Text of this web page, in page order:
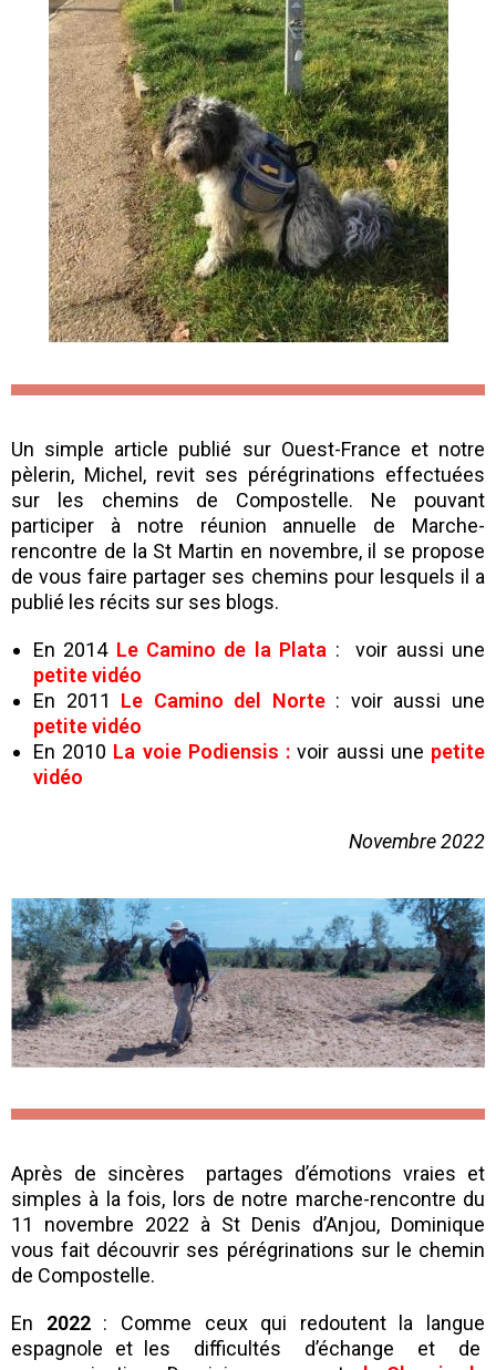
Un simple article publié sur Ouest-France et notre
pèlerin, Michel, revit ses pérégrinations effectuées
sur les chemins de Compostelle. Ne pouvant
participer à notre réunion annuelle de Marche-
rencontre de la St Martin en novembre, il se propose
de vous faire partager ses chemins pour lesquels il a
publié les récits sur ses blogs.
En 2014Le Camino de la Plata : voir aussi une
petite vidéo
En 2011 Le Camino del Norte: voir aussi une
petite vidéo
En 2010 La voie Podiensis :voir aussi une petite
vidéo
Novembre 2022
Après de sincères partages d’émotions vraies et
simples à la fois, lors de notre marche-rencontre du
11 novembre 2022 à St Denis d’Anjou, Dominique
vous fait découvrir ses pérégrinations sur le chemin
de Compostelle.
En 2022: Comme ceux qui redoutent la langue
espagnole et les difficultés d’échange et de